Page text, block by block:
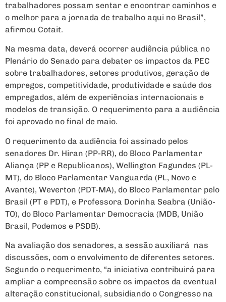
trabalhadores possam sentar e encontrar caminhos e
o melhor para a jornada de trabalho aqui no Brasil”,
afirmou Cotait.
Na mesma data, deverá ocorrer audiência pública no
Plenário do Senado para debater os impactos da PEC
sobre trabalhadores, setores produtivos, geração de
empregos, competitividade, produtividade e saúde dos
empregados, além de experiências internacionais e
modelos de transição. O requerimento para a audiência
foi aprovado no final de maio.
O requerimento da audiência foi assinado pelos
senadores Dr. Hiran (PP-RR), do Bloco Parlamentar
Aliança (PP e Republicanos), Wellington Fagundes (PL-
MT), do Bloco Parlamentar Vanguarda (PL, Novo e
Avante), Weverton (PDT-MA), do Bloco Parlamentar pelo
Brasil (PT e PDT), e Professora Dorinha Seabra (União-
TO), do Bloco Parlamentar Democracia (MDB, União
Brasil, Podemos e PSDB).
Na avaliação dos senadores, a sessão auxiliará nas
discussões, com o envolvimento de diferentes setores.
Segundo o requerimento, “a iniciativa contribuirá para
ampliar a compreensão sobre os impactos da eventual
alteração constitucional, subsidiando o Congresso na